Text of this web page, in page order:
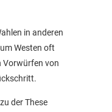
in anderen
Westen oft
Vorwürfen von
der These